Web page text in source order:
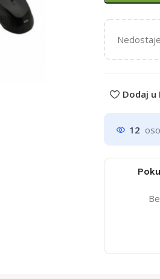
Dodaj u
12